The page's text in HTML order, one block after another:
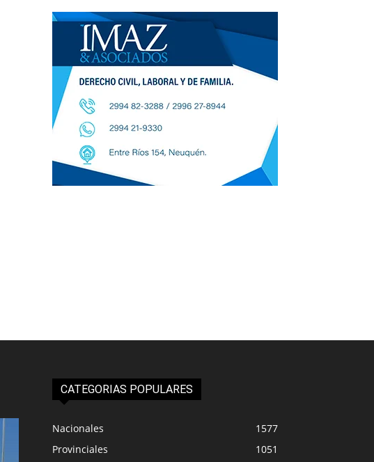
CATEGORIAS POPULARES
Nacionales
1577
Provinciales
1051